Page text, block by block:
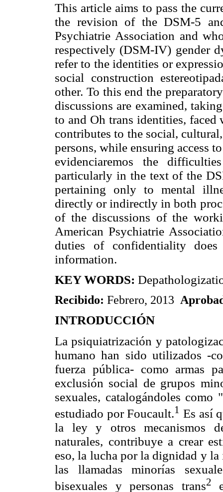
This article aims to pass the
the revision of the DSM-5
Psychiatrie Association and
respectively (DSM-IV) gender
refer to the identities or
social construction
other. To this end the
discussions are examined,
to and Oh trans identities,
contributes to the social,
persons, while ensuring access
evidenciaremos the
particularly in the text of the
pertaining only to mental
directly or indirectly in both
of the discussions of the
American Psychiatrie
duties of confidentiality
information.
KEY WORDS:
Recibido: Febrero, 2013
INTRODUCCIÓN
La psiquiatrización y
humano han sido utilizados -
fuerza pública- como armas
exclusión social de grupos
sexuales, catalogándoles
estudiado por Foucault.1 Es así
la ley y otros mecanismos
naturales, contribuye a crear
eso, la lucha por la dignidad y la
las llamadas minorías
bisexuales y personas trans2